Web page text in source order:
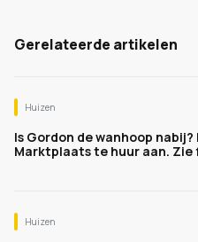
Gerelateerde artikelen
Huizen
Is Gordon de wanhoop
Marktplaats te huur aan. Zie
Huizen